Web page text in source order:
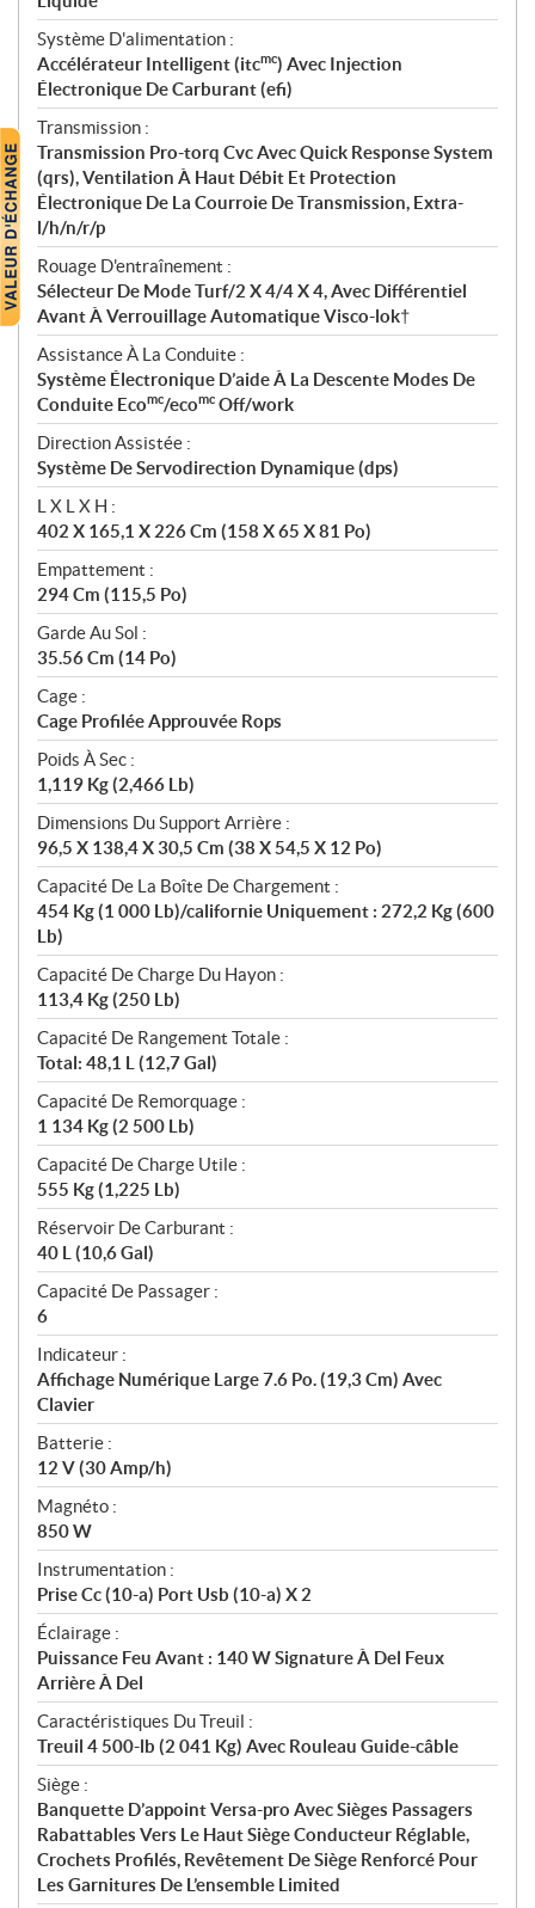
n
s
Système D'alimentation :
Accélérateur Intelligent (itcmc) Avec Injection
Électronique De Carburant (efi)
Transmission :
Transmission Pro-torq Cvc Avec Quick Response System
(qrs), Ventilation À Haut Débit Et Protection
Électronique De La Courroie De Transmission, Extra-
l/h/n/r/p
Rouage D'entraînement :
Sélecteur De Mode Turf/2 X 4/4 X 4, Avec Différentiel
Avant À Verrouillage Automatique Visco-lok†
Assistance À La Conduite :
Système Électronique D’aide À La Descente Modes De
Conduite Ecomc/ecomc Off/work
Direction Assistée :
Système De Servodirection Dynamique (dps)
L X L X H :
402 X 165,1 X 226 Cm (158 X 65 X 81 Po)
Empattement :
294 Cm (115,5 Po)
Garde Au Sol :
35.56 Cm (14 Po)
Cage :
Cage Profilée Approuvée Rops
Poids À Sec :
1,119 Kg (2,466 Lb)
Dimensions Du Support Arrière :
96,5 X 138,4 X 30,5 Cm (38 X 54,5 X 12 Po)
Capacité De La Boîte De Chargement :
454 Kg (1 000 Lb)/californie Uniquement : 272,2 Kg (600
Lb)
Capacité De Charge Du Hayon :
113,4 Kg (250 Lb)
Capacité De Rangement Totale :
Total: 48,1 L (12,7 Gal)
Capacité De Remorquage :
1 134 Kg (2 500 Lb)
Capacité De Charge Utile :
555 Kg (1,225 Lb)
Réservoir De Carburant :
40 L (10,6 Gal)
Capacité De Passager :
6
Indicateur :
Affichage Numérique Large 7.6 Po. (19,3 Cm) Avec
Clavier
Batterie :
12 V (30 Amp/h)
Magnéto :
850 W
Instrumentation :
Prise Cc (10-a) Port Usb (10-a) X 2
Éclairage :
Puissance Feu Avant : 140 W Signature À Del Feux
Arrière À Del
Caractéristiques Du Treuil :
Treuil 4 500-lb (2 041 Kg) Avec Rouleau Guide-câble
Siège :
Banquette D’appoint Versa-pro Avec Sièges Passagers
Rabattables Vers Le Haut Siège Conducteur Réglable,
Crochets Profilés, Revêtement De Siège Renforcé Pour
Les Garnitures De L’ensemble Limited